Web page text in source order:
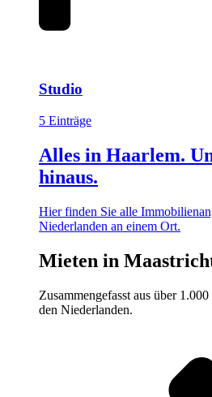
Studio
5 Einträge
Alles in Haarlem.
hinaus.
Hier finden Sie alle
Niederlanden an einem Ort.
Mieten in
Zusammengefasst aus über
den Niederlanden.